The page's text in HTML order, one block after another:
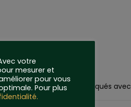
obligatoires sont indiqués avec
votre
mesurer et
pour vous
Pour plus